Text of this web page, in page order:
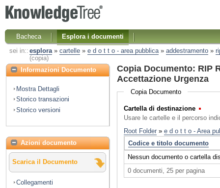
Bacheca
Esplora i documenti
sei in:: esplora» cartelle» e d o t t o - area pubblica» addestramento»
(copia)
Informazioni Documento
Mostra Dettagli
Storico transazioni
Storico versioni
Azioni documento
Scarica il Documento
Collegamenti
Copia Documento: RIP
Accettazione Urgenza
Copia Documento
Cartella di destinazione
Usare le cartelle e il percorso